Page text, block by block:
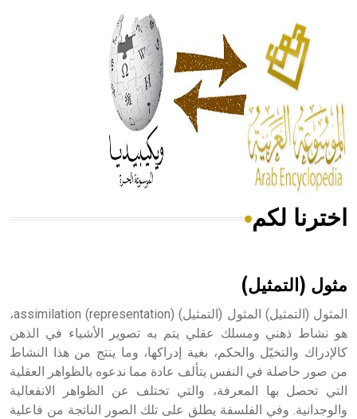
الحكم، الأدلة، تنظيم التغذية، ورسالته في جروح الرأس. ويعود
له الفضل بأنه حرر الطب من الدين والفلسفة.
- هل تعلم أن المرجان إفراز حيواني يتكون في البحر ويتركب
من مادة كربونات الكلسيوم، وهو أحمر أو شديد الحمرة وهو
أجود أنواعه، ويمتاز بكبر الحجم ويسمى الش
هل تعلم أن الأبسيد كلمة فرنسية اللفظ تم اعتمادها مصطلحاً
- هل تعلم أن أبجر Abgar اسم معروف جيداً يعود إلى عدد من
الملوك الذين حكموا مدينة إديسا (الرها) من أبجر الأول وحتى
التاسع، وهم ينتسبون إلى أسرة أوسروين
اخترنا لكم
مثول (التمثيل)
المثول (التمثيل) المثول (التمثيل) (representation) assimilation،
هو نشاط ذهني ومسلك عقلي يتم به تصوير الأشياء في الذهن
كالإدراك والتخيّل والحكم، بغية إدراكها، وما ينتج من هذا النشاط
من صور حاصلة في النفس يتألف عادة مما ندعوه بالظواهر العقلية
التي تحصل بها المعرفة، والتي تختلف عن الظواهر الانفعالية
والوجدانية. وفي الفلسفة يطلق على تلك الصور الناتجة من فاعلية